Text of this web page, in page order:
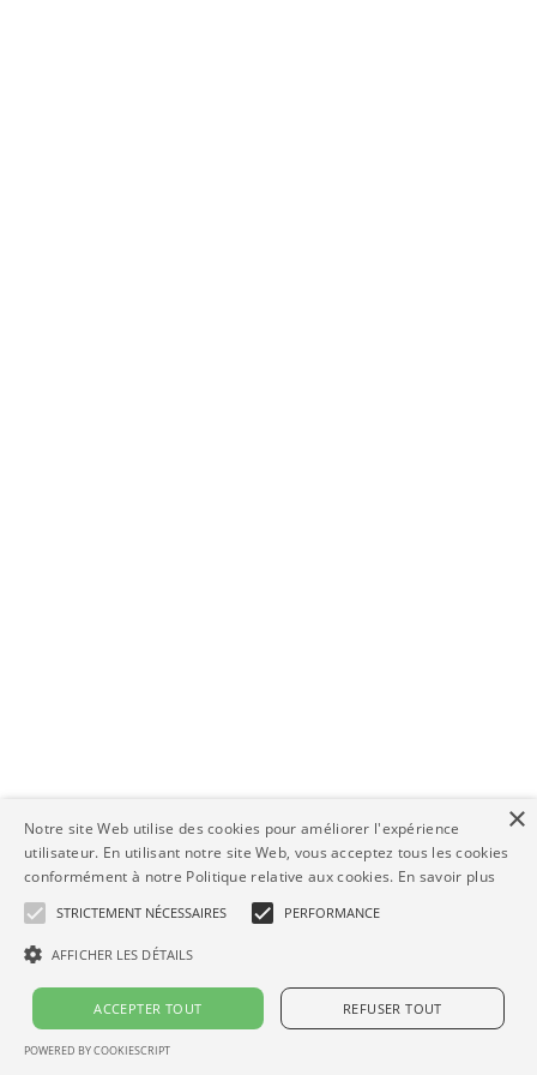
×
Notre site Web utilise des cookies pour améliorer l'expérience
utilisateur. En utilisant notre site Web, vous acceptez tous les cookies
conformément à notre Politique relative aux cookies. En savoir plus
STRICTEMENT NÉCESSAIRES PERFORMANCE
AFFICHER LES DÉTAILS
ACCEPTER TOUT REFUSER TOUT
POWERED BY COOKIESCRIPT